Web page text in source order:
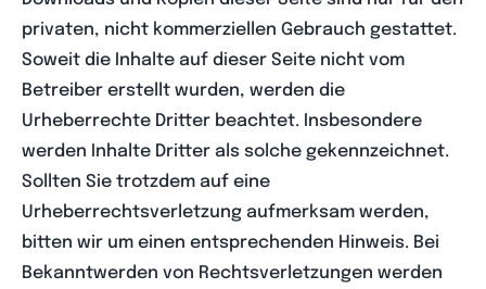
privaten, nicht kommerziellen Gebrauch gestattet.
Soweit die Inhalte auf dieser Seite nicht vom
Betreiber erstellt wurden, werden die
Urheberrechte Dritter beachtet. Insbesondere
werden Inhalte Dritter als solche gekennzeichnet.
Sollten Sie trotzdem auf eine
Urheberrechtsverletzung aufmerksam werden,
bitten wir um einen entsprechenden Hinweis. Bei
Bekanntwerden von Rechtsverletzungen werden